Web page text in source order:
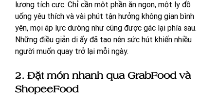
lượng tích cực. Chỉ cần một phần ăn ngon, một ly đồ
uống yêu thích và vài phút tận hưởng không gian bình
yên, mọi áp lực dường như cũng được gác lại phía sau.
Những điều giản dị ấy đã tạo nên sức hút khiến nhiều
người muốn quay trở lại mỗi ngày.
2. Đặt món nhanh qua GrabFood và
ShopeeFood